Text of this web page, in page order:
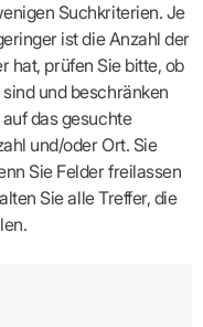
Suchkriterien. Je
ist die Anzahl der
hat, prüfen Sie bitte, ob
und beschränken
das gesuchte
und/oder Ort. Sie
Sie Felder freilassen
Sie alle Treffer, die